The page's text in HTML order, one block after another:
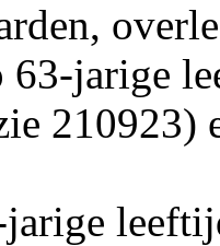
63-jarige
210923)